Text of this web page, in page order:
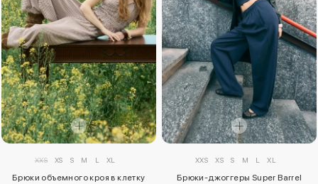
XXS XS S M L XL
Брюки объемного кроя в клетку
XXS XS S M L XL
Брюки-джоггеры Super Barrel